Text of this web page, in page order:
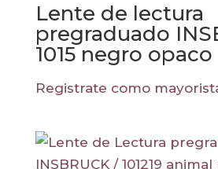
Lente de lectura
pregraduado
1015 negro opaco
Registrate como